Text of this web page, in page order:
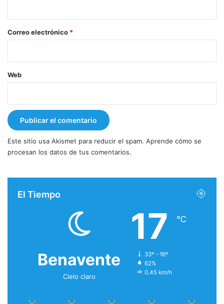
*
Correo electrónico *
Web
Este sitio usa Akismet para reducir el spam. Aprende cómo se
procesan los datos de tus comentarios.
El Tiempo
Benavente
Cielo claro
17 ℃
33º - 16º
62%
0.45 km/h